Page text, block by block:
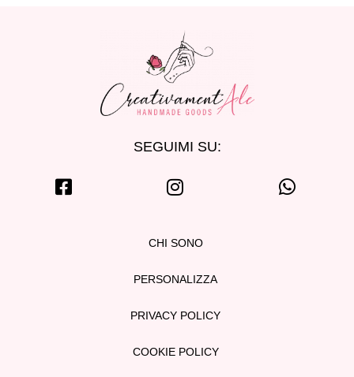
SEGUIMI SU:
CHI SONO
PERSONALIZZA
PRIVACY POLICY
COOKIE POLICY